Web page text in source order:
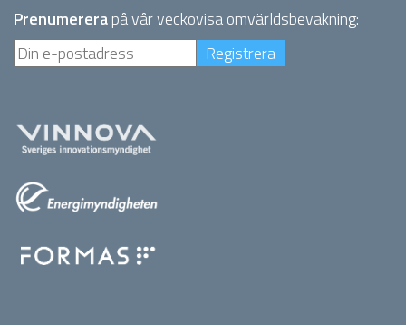
Prenumererapå vår veckovisa omvärldsbevakning: